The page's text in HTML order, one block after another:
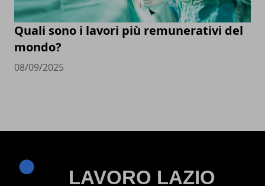
Quali sono i lavori più remunerativi del
mondo?
08/09/2025